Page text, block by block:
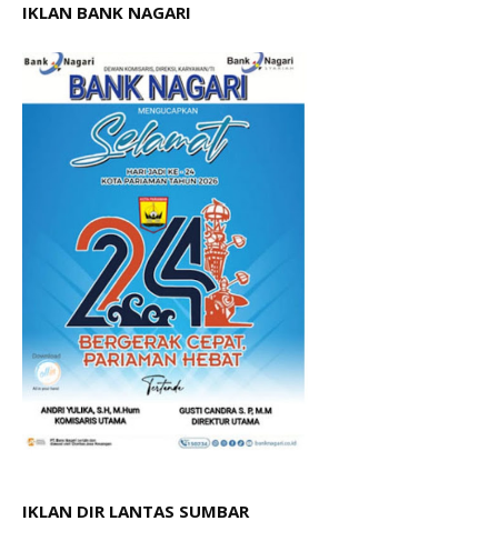
IKLAN BANK NAGARI
IKLAN DIR LANTAS SUMBAR